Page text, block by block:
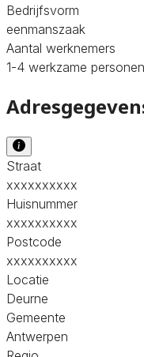
Bedrijfsvorm
eenmanszaak
Aantal werknemers
1-4 werkzame personen
Straat
xxxxxxxxxx
Huisnummer
xxxxxxxxxx
Postcode
xxxxxxxxxx
Locatie
Deurne
Gemeente
Antwerpen